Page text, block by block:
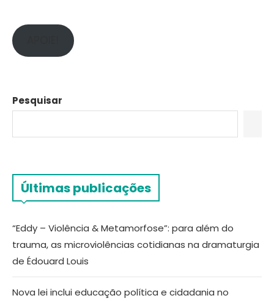
Pesquisar
Últimas publicações
“Eddy – Violência & Metamorfose”: para além do
trauma, as microviolências cotidianas na dramaturgia
de Édouard Louis
Nova lei inclui educação política e cidadania no